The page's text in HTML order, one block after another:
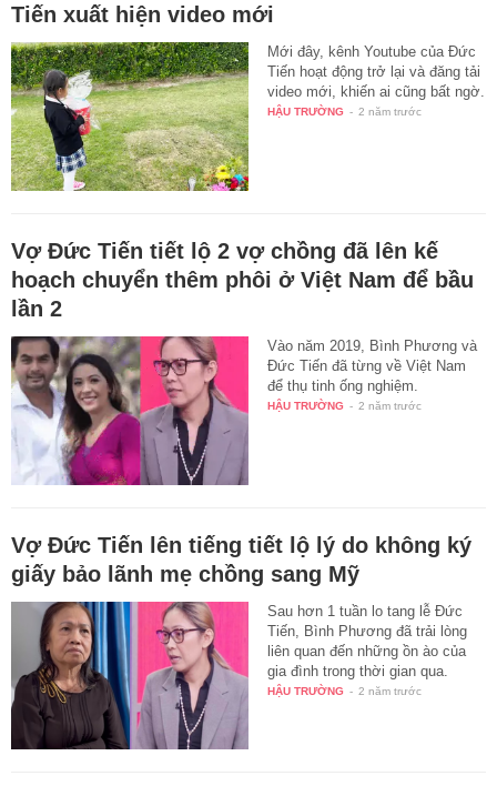
Tiến xuất hiện video mới
Mới đây, kênh Youtube của Đức
Tiến hoạt động trở lại và đăng tải
video mới, khiến ai cũng bất ngờ.
HẬU TRƯỜNG - 2 năm trước
Vợ Đức Tiến tiết lộ 2 vợ chồng đã lên kế
hoạch chuyển thêm phôi ở Việt Nam để bầu
lần 2
Vào năm 2019, Bình Phương và
Đức Tiến đã từng về Việt Nam
để thụ tinh ống nghiệm.
HẬU TRƯỜNG - 2 năm trước
Vợ Đức Tiến lên tiếng tiết lộ lý do không ký
giấy bảo lãnh mẹ chồng sang Mỹ
Sau hơn 1 tuần lo tang lễ Đức
Tiến, Bình Phương đã trải lòng
liên quan đến những ồn ào của
gia đình trong thời gian qua.
HẬU TRƯỜNG - 2 năm trước